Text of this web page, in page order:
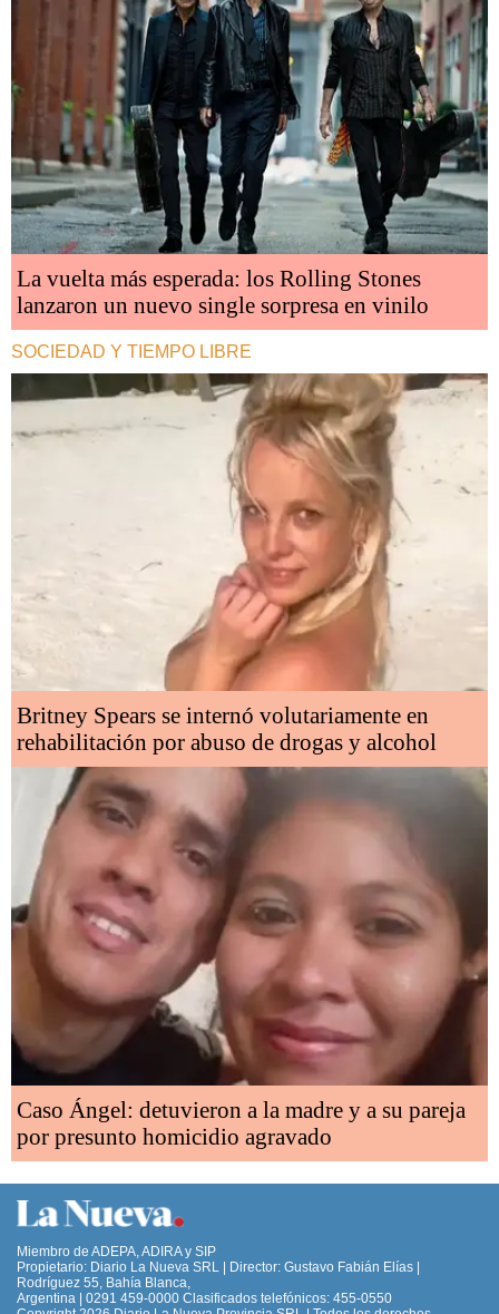
La vuelta más esperada: los Rolling Stones
lanzaron un nuevo single sorpresa en vinilo
SOCIEDAD Y TIEMPO LIBRE
Britney Spears se internó volutariamente en
rehabilitación por abuso de drogas y alcohol
Caso Ángel: detuvieron a la madre y a su pareja
por presunto homicidio agravado
Miembro de ADEPA, ADIRA y SIP
Propietario: Diario La Nueva SRL | Director: Gustavo Fabián Elías |
Rodríguez 55, Bahía Blanca,
Argentina | 0291 459-0000 Clasificados telefónicos: 455-0550